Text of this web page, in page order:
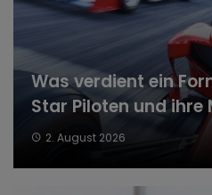
Was verdient ein
Star Piloten und
2. August 2026